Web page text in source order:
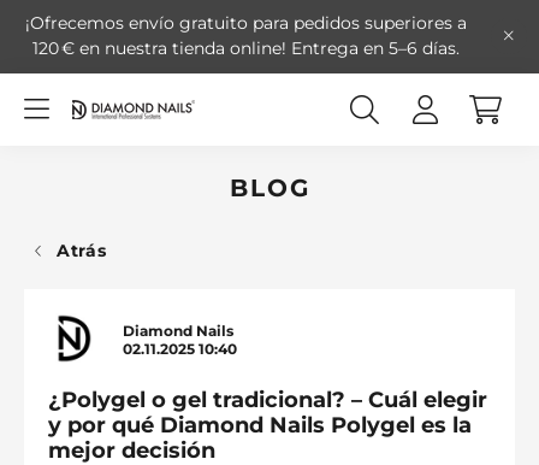
¡Ofrecemos envío gratuito para pedidos superiores a
120 € en nuestra tienda online! Entrega en 5–6 días.
BLOG
Atrás
Diamond Nails
02.11.2025 10:40
¿Polygel o gel tradicional? – Cuál elegir
y por qué Diamond Nails Polygel es la
mejor decisión